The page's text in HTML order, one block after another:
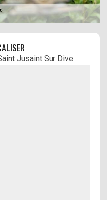
Jusaint Sur Dive